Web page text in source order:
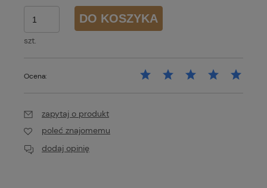
szt.
DO KOSZYKA
Ocena:
zapytaj o produkt
poleć znajomemu
dodaj opinię